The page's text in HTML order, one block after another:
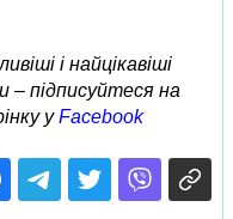
і найцікавіші
підписуйтеся на
уFacebook